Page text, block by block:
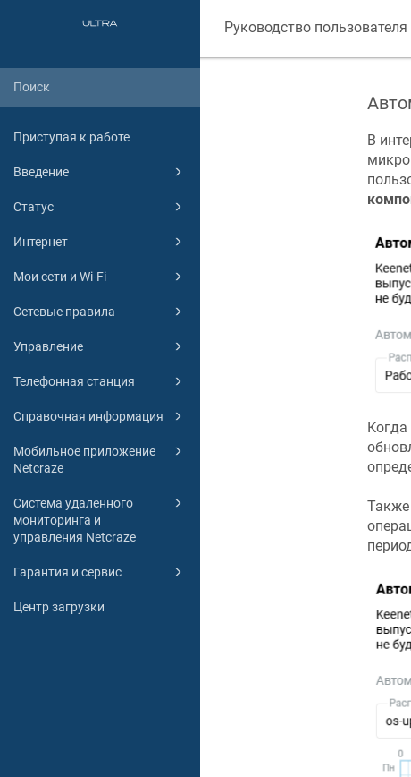
Приступая к работе
Введение
Статус
Интернет
Мои сети и Wi-Fi
Сетевые правила
Управление
Телефонная станция
Справочная информация
Мобильное приложение
Netcraze
Система удаленного
мониторинга и
управления Netcraze
Гарантия и сервис
Центр загрузки
Руководство пользователя
В
Когда
Также